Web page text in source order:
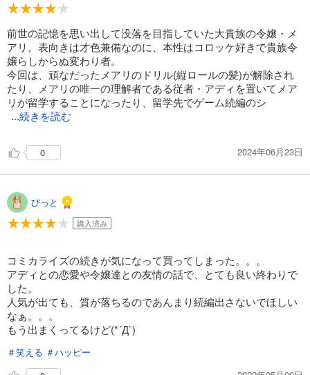
前世の記憶を思い出して没落を目指していた大貴族の令嬢・メ
アリ。表向きは才色兼備なのに、本性はコロッケ好きで貴族令
嬢らしからぬ変わり者。
今回は、頑なだったメアリのドリル(縦ロールの髪)が解除され
たり、メアリの唯一の理解者である従者・アディを置いてメア
リが留学することになったり、留学先でゲーム続編のシ
...続きを読む
0 2024年06月23日
びっと
購入済み
コミカライズの続きが気になって買ってしまった。。。
アディとの恋愛や令嬢達との友情の話で、とても良い終わりで
した。
人気が出ても、質が落ちるのであんまり続編出さないでほしい
なぁ。。。
もう出まくってるけど(*´Д`)
＃笑える ＃ハッピー